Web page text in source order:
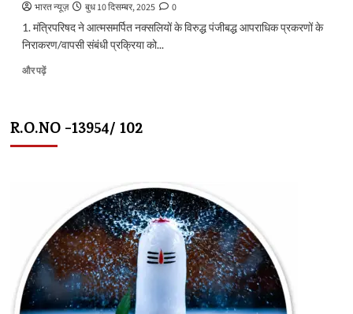
भारत न्यूज़ बुध 10 दिसम्बर, 2025
0
1. मंत्रिपरिषद ने आत्मसमर्पित नक्सलियों के विरुद्ध पंजीबद्ध आपराधिक प्रकरणों के
निराकरण/वापसी संबंधी प्रक्रिया को...
और पढ़ेंमुख्यमंत्री
की
अध्यक्षता
स्थित
मुख्यमंत्री
निवास
कार्यालय
में
आयोजित
R.O.NO -13954/ 102